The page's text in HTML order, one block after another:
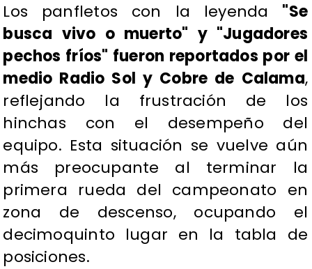
Los panfletos con la leyenda "Se
busca vivo o muerto" y "Jugadores
pechos fríos" fueron reportados por el
medio Radio Sol y Cobre de Calama,
reflejando la frustración de los
hinchas con el desempeño del
equipo. Esta situación se vuelve aún
más preocupante al terminar la
primera rueda del campeonato en
zona de descenso, ocupando el
decimoquinto lugar en la tabla de
posiciones.